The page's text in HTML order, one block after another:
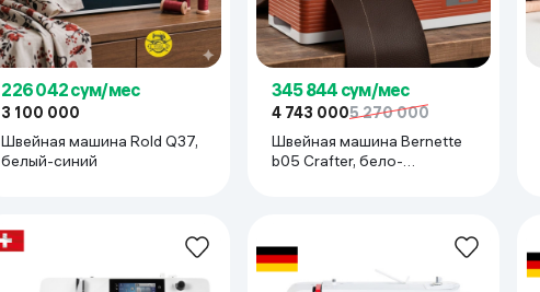
226 042 сум/мес
3 100 000
Швейная машина Rold Q37,
белый-синий
345 844 сум/мес
4 743 0005 270 000
Швейная машина Bernette
b05 Crafter, бело-